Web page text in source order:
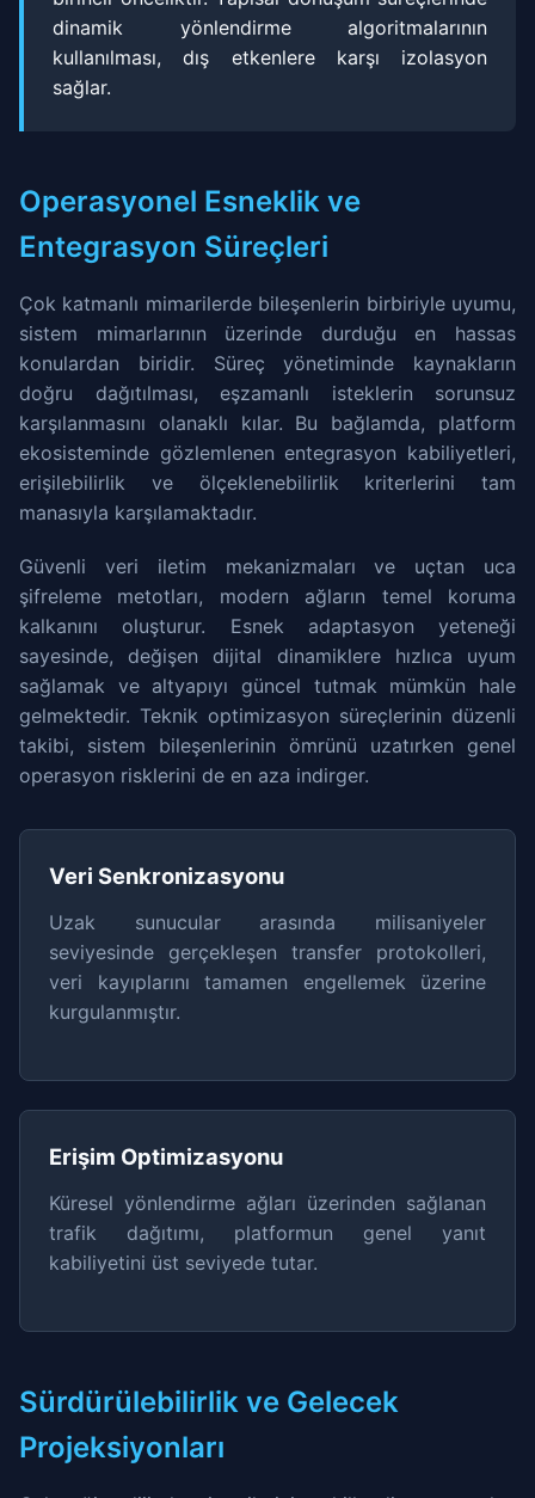
dinamik yönlendirme algoritmalarının
kullanılması, dış etkenlere karşı izolasyon
sağlar.
Operasyonel Esneklik ve
Entegrasyon Süreçleri
Çok katmanlı mimarilerde bileşenlerin birbiriyle uyumu,
sistem mimarlarının üzerinde durduğu en hassas
konulardan biridir. Süreç yönetiminde kaynakların
doğru dağıtılması, eşzamanlı isteklerin sorunsuz
karşılanmasını olanaklı kılar. Bu bağlamda, platform
ekosisteminde gözlemlenen entegrasyon kabiliyetleri,
erişilebilirlik ve ölçeklenebilirlik kriterlerini tam
manasıyla karşılamaktadır.
Güvenli veri iletim mekanizmaları ve uçtan uca
şifreleme metotları, modern ağların temel koruma
kalkanını oluşturur. Esnek adaptasyon yeteneği
sayesinde, değişen dijital dinamiklere hızlıca uyum
sağlamak ve altyapıyı güncel tutmak mümkün hale
gelmektedir. Teknik optimizasyon süreçlerinin düzenli
takibi, sistem bileşenlerinin ömrünü uzatırken genel
operasyon risklerini de en aza indirger.
Veri Senkronizasyonu
Uzak sunucular arasında milisaniyeler
seviyesinde gerçekleşen transfer protokolleri,
veri kayıplarını tamamen engellemek üzerine
kurgulanmıştır.
Erişim Optimizasyonu
Küresel yönlendirme ağları üzerinden sağlanan
trafik dağıtımı, platformun genel yanıt
kabiliyetini üst seviyede tutar.
Sürdürülebilirlik ve Gelecek
Projeksiyonları